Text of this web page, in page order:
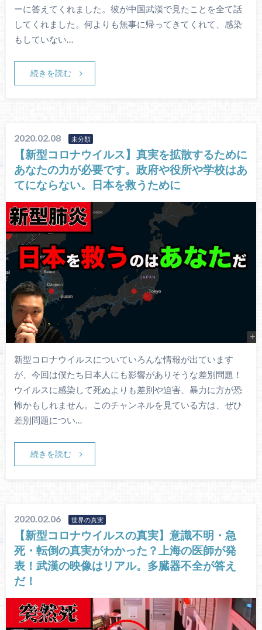
ーに答えてくれました。彼が中国武漢で見たことを全て話
してくれました。何よりも無事に帰ってきてくれて、感染
もしていない…
続きを読む
2020.02.08 未分類
【新型コロナウイルス】真実を拡散するために
あなたの力が必要です。政府や役所や学校はあ
てにならない。日本を救うために
新型コロナウイルスについていろんな情報が出ています
が、今回は僕たち日本人にも影響がありそうな差別問題！
ウイルスに感染して死ぬよりも差別や迫害、暴力に方が恐
怖かもしれません。このチャンネルを見ている方は、ぜひ
差別問題につい…
続きを読む
2020.02.06 世界の真実
【新型コロナウイルスの真実】意識不明・急
死・転倒の真実がわかった？上海の医師が発
表！武漢の映像はリアル。多臓器不全が答え
だ！